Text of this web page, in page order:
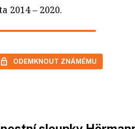
2014 – 2020.
ODEMKNOUT ZNÁMÉMU